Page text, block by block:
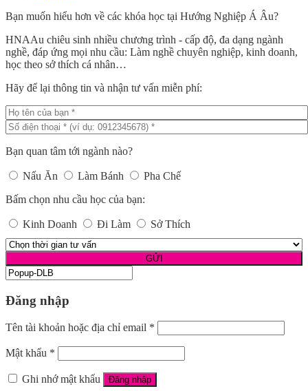
Bạn muốn hiểu hơn về các khóa học tại Hướng Nghiệp Á Âu?
HNAAu chiêu sinh nhiều chương trình - cấp độ, đa dạng ngành
nghề, đáp ứng mọi nhu cầu: Làm nghề chuyên nghiệp, kinh doanh,
học theo sở thích cá nhân…
Hãy để lại thông tin và nhận tư vấn miễn phí:
Bạn quan tâm tới ngành nào?
Nấu Ăn Làm Bánh
Pha Chế
Bấm chọn nhu cầu học của bạn:
Kinh Doanh Đi Làm Sở Thích
Đăng nhập
Tên tài khoản hoặc địa chỉ email *
Mật khẩu *
Ghi nhớ mật khẩu Đăng nhập